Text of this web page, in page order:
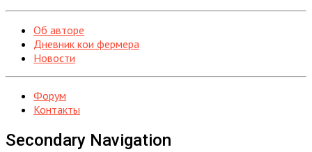
Об авторе
Дневник кои фермера
Новости
Форум
Контакты
Secondary Navigation